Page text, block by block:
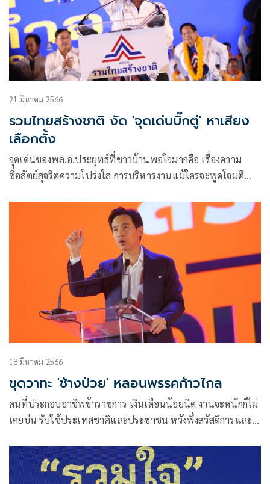
21 มีนาคม 2566
รวมไทยสร้างชาติ งัด 'จุดเด่นบิ๊กตู่' หาเสียง
เลือกตั้ง
จุดเด่นของพล.อ.ประยุทธ์ที่ชาวบ้านพอใจมากคือ เรื่องความ
ซื่อสัตย์สุจริตความโปร่งใส การบริหารงานแม้ใครจะพูดโจมตี
18 มีนาคม 2566
ขุดวาทะ 'ช้างป่วย' หลอนพรรคก้าวไกล
คนที่ประกอบอาชีพข้าราชการ เงินเดือนน้อยนิด งานจะหนักก็ไม่
เคยบ่น รับใช้ประเทศชาติและประชาชน หวังพึ่งสวัสดิการและ